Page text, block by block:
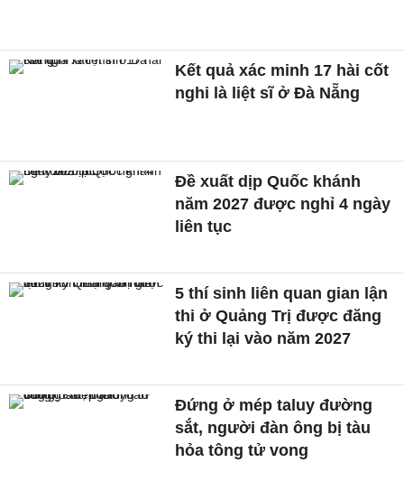
Kết quả xác minh 17 hài cốt
nghi là liệt sĩ ở Đà Nẵng
Đề xuất dịp Quốc khánh
năm 2027 được nghỉ 4 ngày
liên tục
5 thí sinh liên quan gian lận
thi ở Quảng Trị được đăng
ký thi lại vào năm 2027
Đứng ở mép taluy đường
sắt, người đàn ông bị tàu
hỏa tông tử vong